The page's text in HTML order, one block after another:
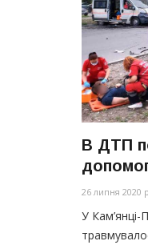
В ДТП
26 липня 2020 р.
У